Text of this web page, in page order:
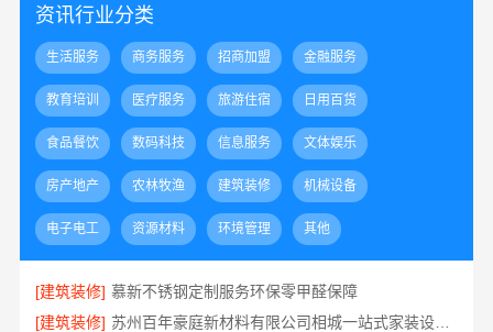
资讯行业分类
生活服务 商务服务 招商加盟 金融服务
教育培训 医疗服务 旅游住宿 日用百货
食品餐饮 数码科技 信息服务 文体娱乐
房产地产 农林牧渔 建筑装修 机械设备
电子电工 资源材料 环境管理 其他
[建筑装修] 慕新不锈钢定制服务环保零甲醛保障
[建筑装修]
苏州百年豪庭新材料有限公司相城一站式家装设计价